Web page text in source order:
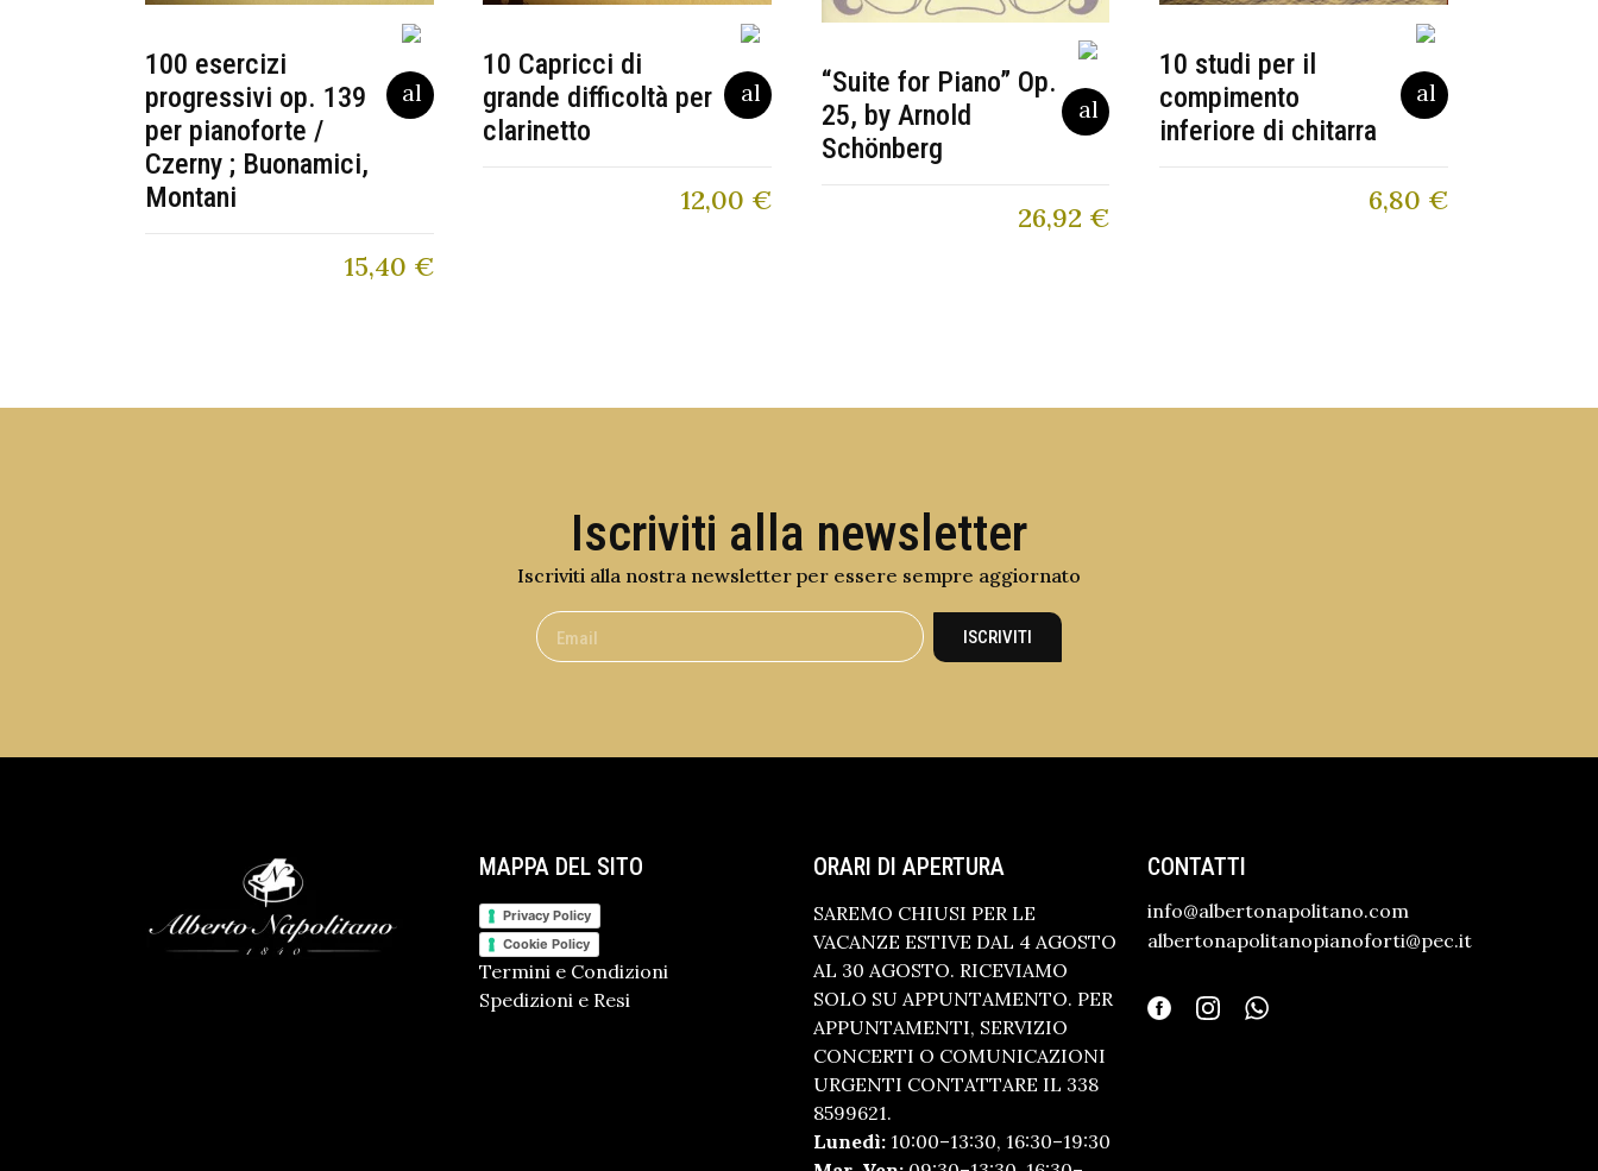
100 esercizi
progressivi op. 139
per pianoforte /
Czerny ; Buonamici,
Montani
15,40 €
10 Capricci di
grande difficoltà per
clarinetto
12,00 €
“Suite for Piano” Op.
25, by Arnold
Schönberg
26,92 €
10 studi per il
compimento
inferiore di chitarra
6,80 €
Iscriviti alla newsletter
Iscriviti alla nostra newsletter per essere sempre aggiornato
ISCRIVITI
MAPPA DEL SITO
Privacy Policy
Cookie Policy
Termini e Condizioni
Spedizioni e Resi
ORARI DI APERTURA
SAREMO CHIUSI PER LE
VACANZE ESTIVE DAL 4 AGOSTO
AL 30 AGOSTO. RICEVIAMO
SOLO SU APPUNTAMENTO. PER
APPUNTAMENTI, SERVIZIO
CONCERTI O COMUNICAZIONI
URGENTI CONTATTARE IL 338
8599621.
Lunedì: 10:00–13:30, 16:30–19:30
CONTATTI
info@albertonapolitano.com
albertonapolitanopianoforti@pec.it